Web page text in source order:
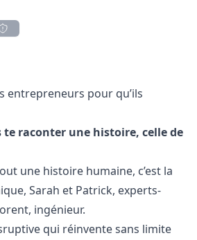
entrepreneurs pour qu’ils
raconter une histoire, celle de
une histoire humaine, c’est la
Sarah et Patrick, experts-
ingénieur.
qui réinvente sans limite